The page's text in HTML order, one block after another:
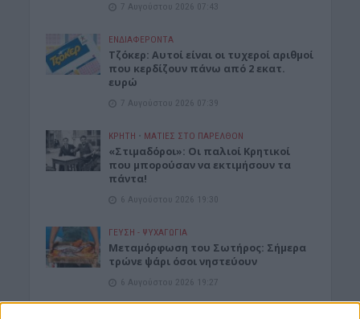
7 Αυγούστου 2026 07:43
ΕΝΔΙΑΦΕΡΟΝΤΑ
Τζόκερ: Αυτοί είναι οι τυχεροί αριθμοί
που κερδίζουν πάνω από 2 εκατ.
ευρώ
7 Αυγούστου 2026 07:39
ΚΡΗΤΗ • ΜΑΤΙΕΣ ΣΤΟ ΠΑΡΕΛΘΟΝ
«Στιμαδόροι»: Οι παλιοί Κρητικοί
που μπορούσαν να εκτιμήσουν τα
πάντα!
6 Αυγούστου 2026 19:30
ΓΕΎΣΗ - ΨΥΧΑΓΩΓΊΑ
Μεταμόρφωση του Σωτήρος: Σήμερα
τρώνε ψάρι όσοι νηστεύουν
6 Αυγούστου 2026 19:27